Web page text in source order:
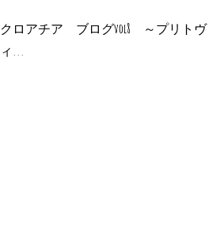
クロアチア ブログvol8 ～プリトヴ
ィ...